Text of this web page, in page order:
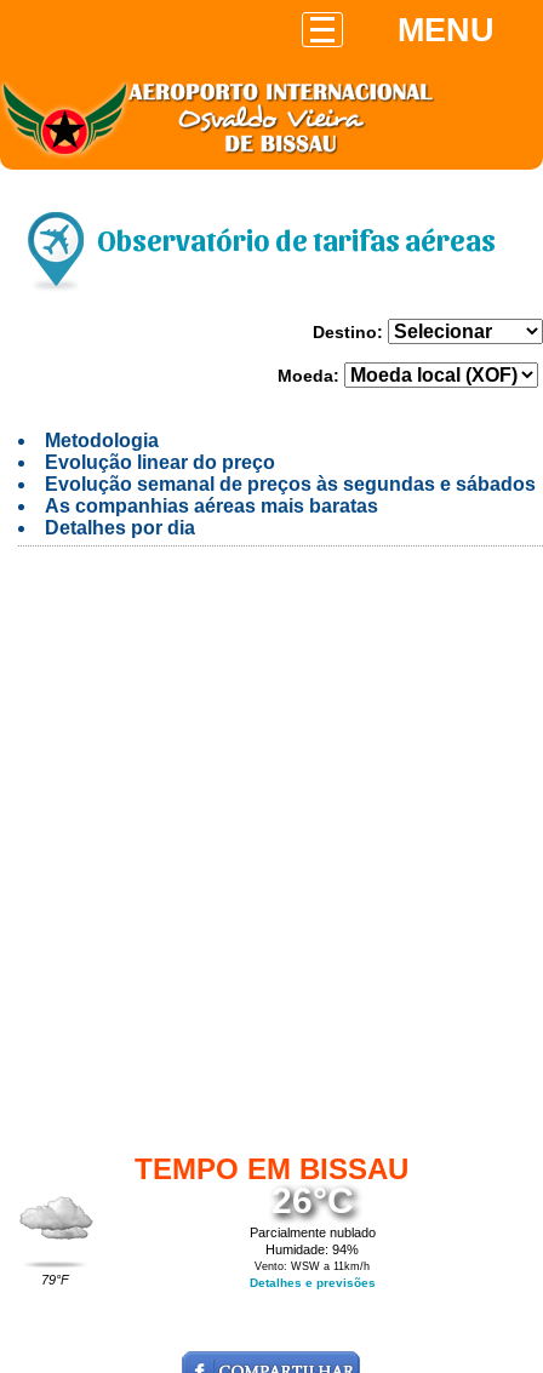
MENU
Observatório de tarifas aéreas
Destino:
Moeda:
Metodologia
Evolução linear do preço
Evolução semanal de preços às segundas e sábados
As companhias aéreas mais baratas
Detalhes por dia
TEMPO EM BISSAU
79°F
26°C
Parcialmente nublado
Humidade: 94%
Vento: WSW a 11km/h
Detalhes e previsões